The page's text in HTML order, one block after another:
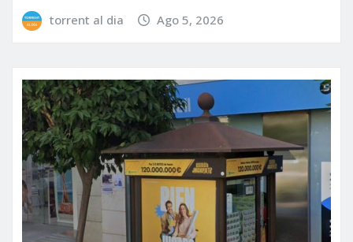
torrent al dia Ago 5, 2026